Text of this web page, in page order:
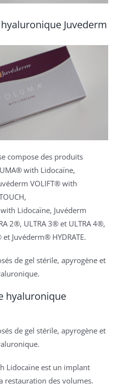
Juvederm
compose des produits
with Lidocaïne,
VOLIFT® with
Lidocaïne, Juvéderm
2®, ULTRA 3® et ULTRA 4®,
et Juvéderm® HYDRATE.
de gel stérile, apyrogène et
hyaluronique
de gel stérile, apyrogène et
Lidocaïne est un implant
restauration des volumes.